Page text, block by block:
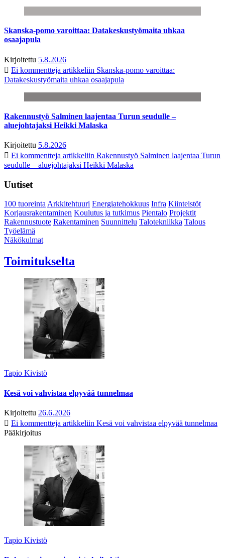
Skanska-pomo varoittaa: Datakeskustyömaita uhkaa
osaajapula
Kirjoitettu 5.8.2026
Ei kommentteja artikkeliin Skanska-pomo varoittaa:
Datakeskustyömaita uhkaa osaajapula
Rakennustyö Salminen laajentaa Turun seudulle –
aluejohtajaksi Heikki Malaska
Kirjoitettu 5.8.2026
Ei kommentteja artikkeliin Rakennustyö Salminen laajentaa Turun
seudulle – aluejohtajaksi Heikki Malaska
Uutiset
100 tuoreintaArkkitehtuuri Energiatehokkuus Infra Kiinteistöt
Korjausrakentaminen Koulutus ja tutkimus Pientalo Projektit
Rakennustuote Rakentaminen Suunnittelu Talotekniikka Talous
Työelämä
Näkökulmat
Toimitukselta
Tapio Kivistö
Kesä voi vahvistaa elpyvää tunnelmaa
Kirjoitettu 26.6.2026
Ei kommentteja artikkeliin Kesä voi vahvistaa elpyvää tunnelmaa
Pääkirjoitus
Tapio Kivistö